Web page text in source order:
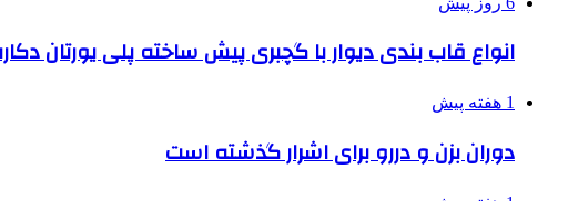
انواع قاب بندی دیوار با گچبری پیش ساخته پلی یورتان
1 هفته پیش
دوران بزن و دررو برای اشرار گذشته است